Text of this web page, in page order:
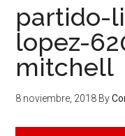
partido-
lopez-
mitchell
8 noviembre, 2018 By